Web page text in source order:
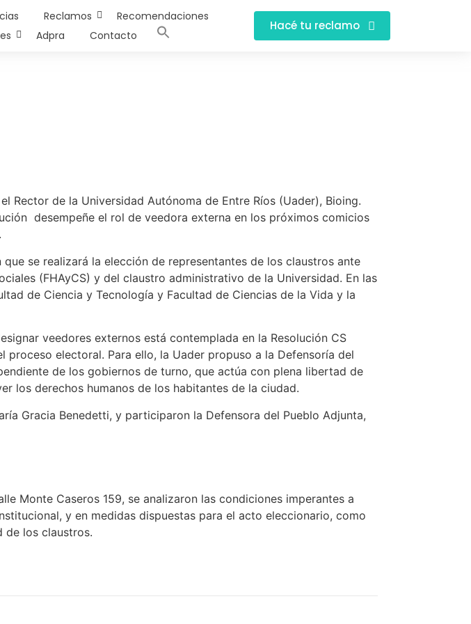
Reclamos
Recomendaciones
Adpra Contacto
Hacé tu reclamo
Rector de la Universidad Autónoma de Entre Ríos (Uader), Bioing.
desempeñe el rol de veedora externa en los próximos comicios
se realizará la elección de representantes de los claustros ante
(FHAyCS) y del claustro administrativo de la Universidad. En las
de Ciencia y Tecnología y Facultad de Ciencias de la Vida y la
veedores externos está contemplada en la Resolución CS
electoral. Para ello, la Uader propuso a la Defensoría del
de los gobiernos de turno, que actúa con plena libertad de
los derechos humanos de los habitantes de la ciudad.
Gracia Benedetti, y participaron la Defensora del Pueblo Adjunta,
Monte Caseros 159, se analizaron las condiciones imperantes a
y en medidas dispuestas para el acto eleccionario, como
de los claustros.